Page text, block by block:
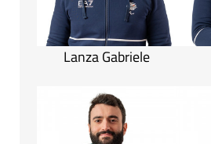
Lanza Gabriele